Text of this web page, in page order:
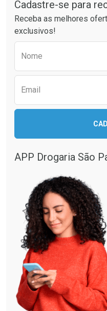
Comprar sem Desconto
Comprar sem Desconto
Cadastre-se para
Receba as melhores
exclusivos!
Nome
Email
APP Drogaria São